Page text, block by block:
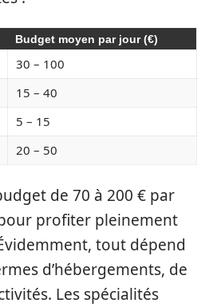
Budget moyen par jour (€)
30 – 100
15 – 40
5 – 15
20 – 50
de 70 à 200 € par
profiter pleinement
tout dépend
d’hébergements, de
Les spécialités